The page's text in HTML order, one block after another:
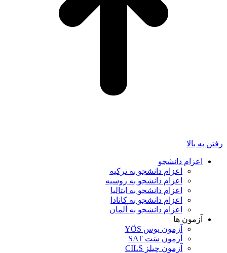
رفتن به بالا
اعزام دانشجو
اعزام دانشجو به ترکیه
اعزام دانشجو به روسیه
اعزام دانشجو به ایتالیا
اعزام دانشجو به کانادا
اعزام دانشجو به آلمان
آزمون ها
آزمون یوس YÖS
آزمون سَت SAT
آزمون چیلز CILS‌